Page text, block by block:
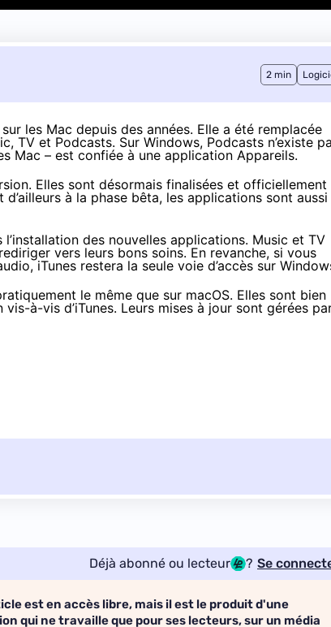
2 min
les Mac depuis des années. Elle a été remplacée
TV et Podcasts. Sur Windows, Podcasts n’existe
Mac – est confiée à une application Appareils.
. Elles sont désormais finalisées et officiellement
à la phase bêta, les applications sont aussi
des nouvelles applications. Music et TV
vers leurs bons soins. En revanche, si vous
iTunes restera la seule voie d’accès sur
le même que sur macOS. Elles sont bien
à-vis d’iTunes. Leurs mises à jour sont gérées
Déjà abonné ou lecteur ? Se
est en accès libre, mais il est le produit d'une
qui ne travaille que pour ses lecteurs, sur un média